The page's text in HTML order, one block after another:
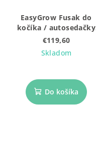
EasyGrow Fusak do
kočíka / autosedačky
Ferd Mini Black
€119,60
Skladom
Do košíka